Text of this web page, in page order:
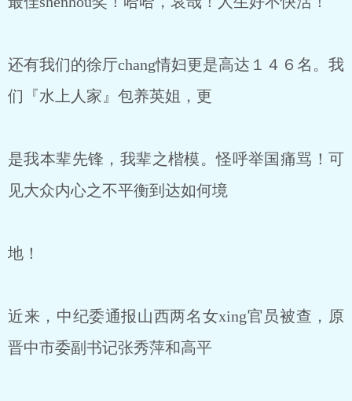
还有我们的徐厅chang情妇更是高达１４６名。我
们『水上人家』包养英姐，更
是我本辈先锋，我辈之楷模。怪呼举国痛骂！可
见大众内心之不平衡到达如何境
地！
近来，中纪委通报山西两名女xing官员被查，原
晋中市委副书记张秀萍和高平